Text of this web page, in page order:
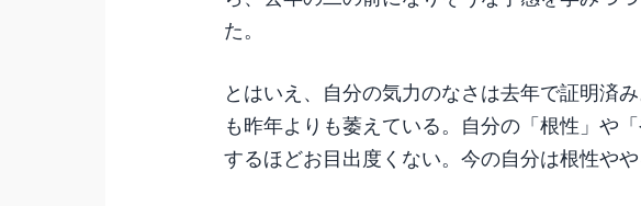
た。
とはいえ、自分の気力のなさは去年で証明済
も昨年よりも萎えている。自分の「根性」や
するほどお目出度くない。今の自分は根性や